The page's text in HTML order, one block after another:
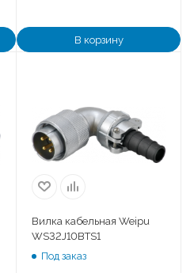
В корзину
Вилка кабельная Weipu
WS32J10BTS1
Под заказ